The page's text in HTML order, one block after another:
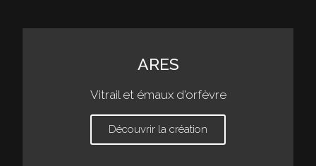
ARES
Vitrail et émaux d'orfèvre
Découvrir la création